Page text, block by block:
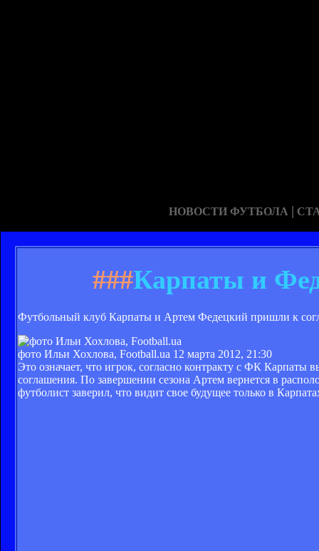
НОВОСТИ ФУТБОЛА |
###Карпаты и
Футбольный клуб Карпаты и Артем Федецкий пришли к
фото Ильи Хохлова, Football.ua 12 марта 2012, 21:30
Это означает, что игрок, согласно контракту с ФК Карпаты
соглашения. По завершении сезона Артем вернется в
футболист заверил, что видит свое будущее только в